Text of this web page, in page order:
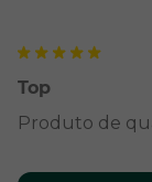
Top
Produto de